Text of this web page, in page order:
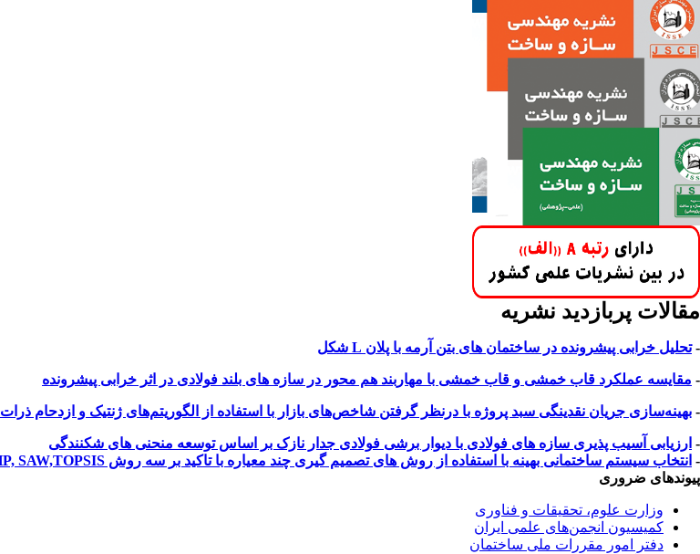
مقالات پربازدید نشریه
-تحلیل خرابی پیشرونده در ساختمان های بتن آرمه با پلان L شکل
- مقایسه عملکرد قاب خمشی و قاب خمشی با مهاربند هم محور در سازه های بلند فولادی در اثر خرابی پیشرونده
- بهینه‌سازی جریان نقدینگی سبد پروژه با درنظر گرفتن شاخص‌های بازار با استفاده از الگوریتم‌های ژنتیک و ازدحام ذرات
- ارزیابی آسیب پذیری سازه های فولادی با دیوار برشی فولادی جدار نازک بر اساس توسعه منحنی های شکنندگی
- انتخاب سیستم ساختمانی بهینه با استفاده از روش های تصمیم گیری چند معیاره با تاکید بر سه روش AHP, SAW,TOPSIS
پیوندهای ضروری
وزارت علوم، تحقیقات و فناوری
کمیسیون انجمن‌های علمی ایران
دفتر امور مقررات ملی ساختمان